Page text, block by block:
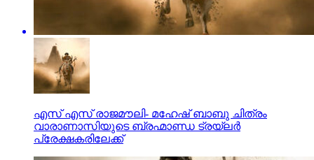
എസ് എസ് രാജമൗലി- മഹേഷ് ബാബു ചിത്രം
വാരാണാസിയുടെ ബ്രഹ്മാണ്ഡ ട്രയ്ലർ
പ്രേക്ഷകരിലേക്ക്